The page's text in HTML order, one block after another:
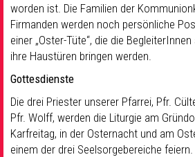
worden ist. Die Familien der
Firmanden werden noch persönliche
einer „Oster-Tüte“, die die
ihre Haustüren bringen werden.
Gottesdienste
Die drei Priester unserer Pfarrei, Pfr.
Pfr. Wolff, werden die Liturgie am
Karfreitag, in der Osternacht und am
einem der drei Seelsorgebereiche